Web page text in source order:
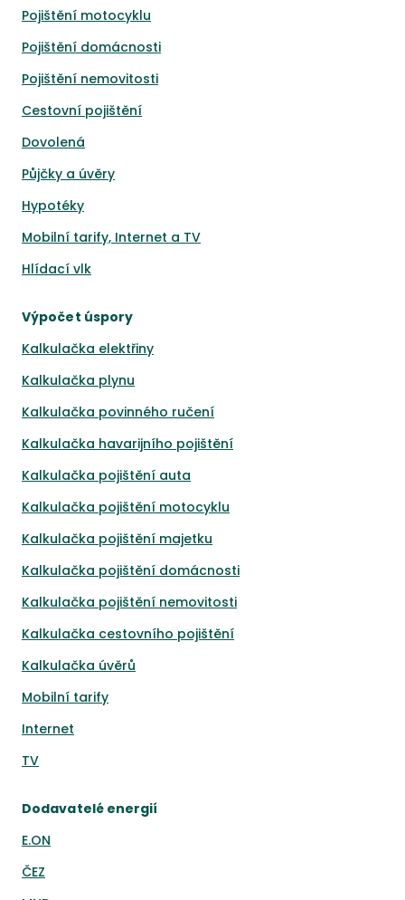
Pojištění motocyklu
Pojištění domácnosti
Pojištění nemovitosti
Cestovní pojištění
Dovolená
Půjčky a úvěry
Hypotéky
Mobilní tarify, Internet a TV
Hlídací vlk
Výpočet úspory
Kalkulačka elektřiny
Kalkulačka plynu
Kalkulačka povinného ručení
Kalkulačka havarijního pojištění
Kalkulačka pojištění auta
Kalkulačka pojištění motocyklu
Kalkulačka pojištění majetku
Kalkulačka pojištění domácnosti
Kalkulačka pojištění nemovitosti
Kalkulačka cestovního pojištění
Kalkulačka úvěrů
Mobilní tarify
Internet
TV
Dodavatelé energií
E.ON
ČEZ